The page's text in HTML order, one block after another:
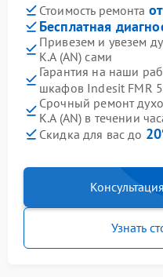
Стоимость ремонта
Бесплатная
Привезем и увезем
K.A (AN) сами
Гарантия на наши
шкафов Indesit FMR
Срочный ремонт
K.A (AN) в течении
Скидка для вас до
Узнать